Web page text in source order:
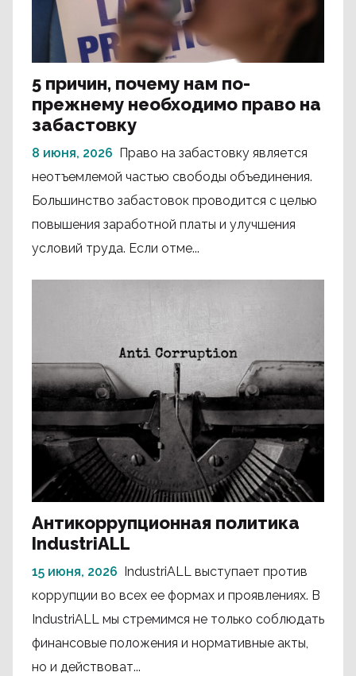
5 причин, почему нам по-
прежнему необходимо право на
забастовку
8 июня, 2026
Право на забастовку является
неотъемлемой частью свободы объединения.
Большинство забастовок проводится с целью
повышения заработной платы и улучшения
условий труда. Если отме...
Антикоррупционная политика
IndustriALL
15 июня, 2026
IndustriALL выступает против
коррупции во всех ее формах и проявлениях. В
IndustriALL мы стремимся не только соблюдать
финансовые положения и нормативные акты,
но и действоват...